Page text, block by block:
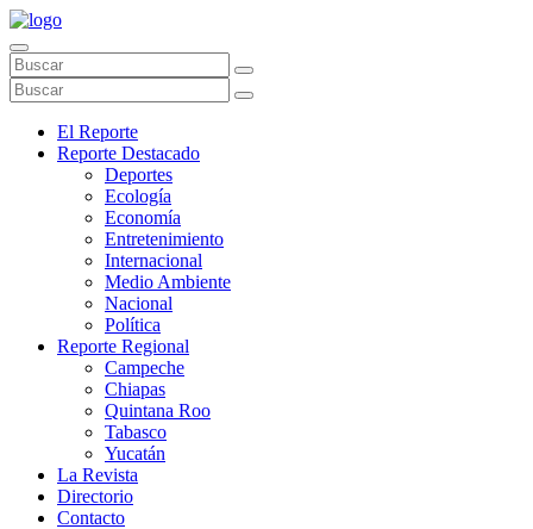
El Reporte
Reporte Destacado
Deportes
Ecología
Economía
Entretenimiento
Internacional
Medio Ambiente
Nacional
Política
Reporte Regional
Campeche
Chiapas
Quintana Roo
Tabasco
Yucatán
La Revista
Directorio
Contacto